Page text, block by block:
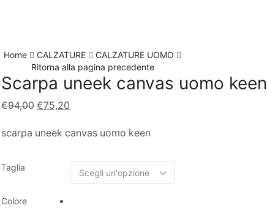
Home
CALZATURE
CALZATURE UOMO
Ritorna alla pagina precedente
Scarpa uneek canvas uomo keen
€94,00 €75,20
scarpa uneek canvas uomo keen
Taglia
Colore